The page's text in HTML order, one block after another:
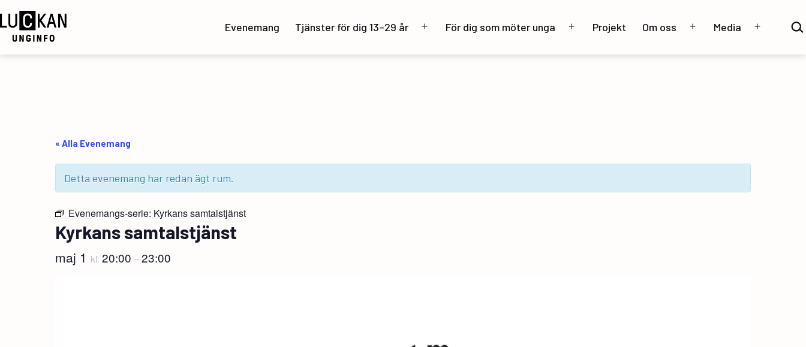
Hoppa
till
innehåll
UngInfo
Evenemang Tjänster för dig 13–29 år
ÖppnaFör dig som möter unga
ÖppnaProjekt Om oss
ÖppnaMedia
Öppna
Sök
…
« Alla Evenemang
Detta evenemang har redan ägt rum.
Evenemangs-serie: Kyrkans samtalstjänst
Kyrkans samtalstjänst
maj 1 kl. 20:00 –23:00